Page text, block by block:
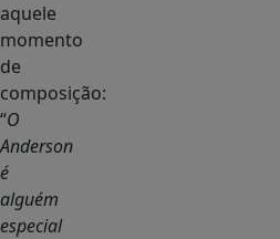
aquele
momento
de
composição:
“O
Anderson
é
alguém
especial